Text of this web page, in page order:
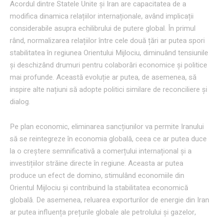
Acordul dintre Statele Unite și Iran are capacitatea de a
modifica dinamica relațiilor internaționale, având implicații
considerabile asupra echilibrului de putere global. În primul
rând, normalizarea relațiilor între cele două țări ar putea spori
stabilitatea în regiunea Orientului Mijlociu, diminuând tensiunile
și deschizând drumuri pentru colaborări economice și politice
mai profunde. Această evoluție ar putea, de asemenea, să
inspire alte națiuni să adopte politici similare de reconciliere și
dialog.
Pe plan economic, eliminarea sancțiunilor va permite Iranului
să se reintegreze în economia globală, ceea ce ar putea duce
la o creștere semnificativă a comerțului internațional și a
investițiilor străine directe în regiune. Aceasta ar putea
produce un efect de domino, stimulând economiile din
Orientul Mijlociu și contribuind la stabilitatea economică
globală. De asemenea, reluarea exporturilor de energie din Iran
ar putea influența prețurile globale ale petrolului și gazelor,